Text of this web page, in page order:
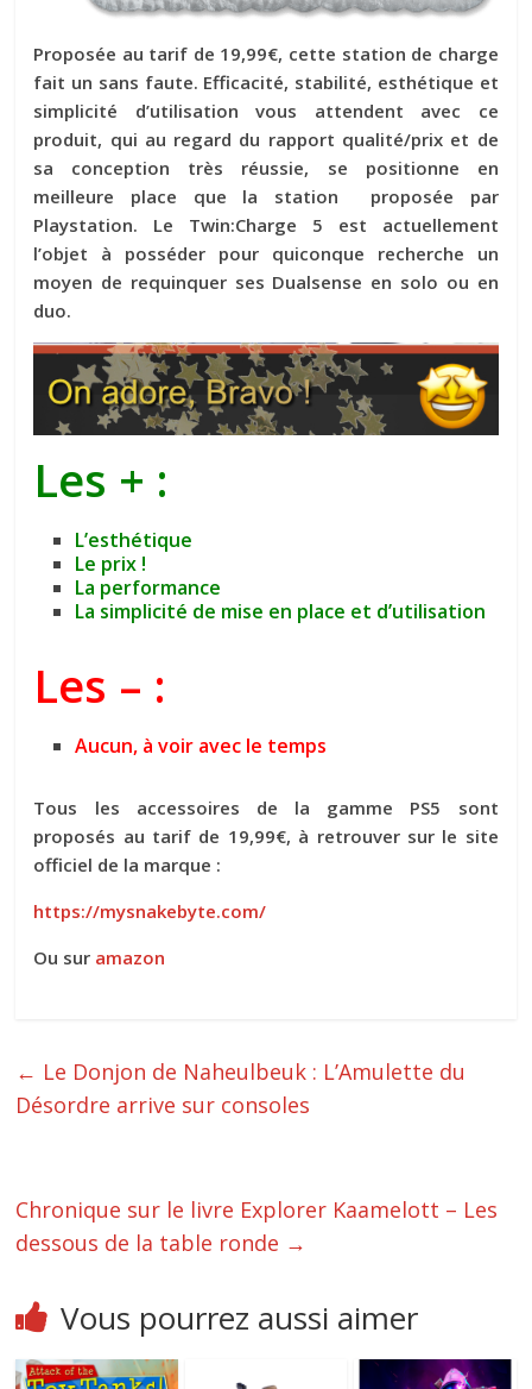
Proposée au tarif de 19,99€, cette station de charge
fait un sans faute. Efficacité, stabilité, esthétique et
simplicité d’utilisation vous attendent avec ce
produit, qui au regard du rapport qualité/prix et de
sa conception très réussie, se positionne en
meilleure place que la station proposée par
Playstation. Le Twin:Charge 5 est actuellement
l’objet à posséder pour quiconque recherche un
moyen de requinquer ses Dualsense en solo ou en
duo.
Les + :
L’esthétique
Le prix !
La performance
La simplicité de mise en place et d’utilisation
Les – :
Aucun, à voir avec le temps
Tous les accessoires de la gamme PS5 sont
proposés au tarif de 19,99€, à retrouver sur le site
officiel de la marque :
https://mysnakebyte.com/
Ou sur amazon
← Le Donjon de Naheulbeuk : L’Amulette du
Désordre arrive sur consoles
Chronique sur le livre Explorer Kaamelott – Les
dessous de la table ronde →
Vous pourrez aussi aimer